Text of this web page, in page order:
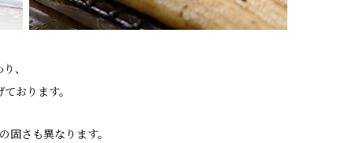
、
おります。
さも異なります。